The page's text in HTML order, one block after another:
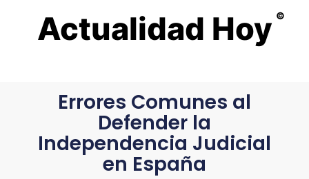
Actualidad Hoy ©
Errores Comunes al
Defender la
Independencia Judicial
en España